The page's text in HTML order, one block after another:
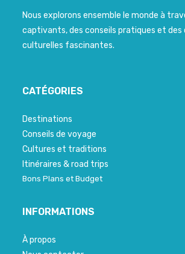
Nous explorons ensemble le monde à
captivants, des conseils pratiques et des
culturelles fascinantes.
CATÉGORIES
Destinations
Conseils de voyage
Cultures et traditions
Itinéraires & road trips
Bons Plans et Budget
INFORMATIONS
À propos